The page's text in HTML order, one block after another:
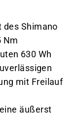
des Shimano
Nm
630 Wh
mit Freilauf
äußerst